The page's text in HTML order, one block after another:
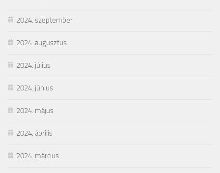
2024. szeptember
2024. augusztus
2024. július
2024. június
2024. május
2024. április
2024. március